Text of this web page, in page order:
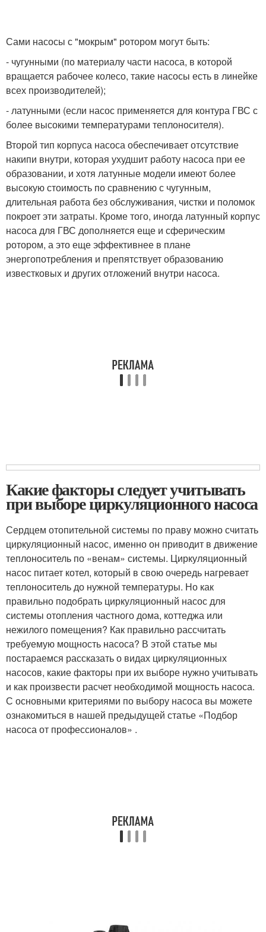
Сами насосы с "мокрым" ротором могут быть:
- чугунными (по материалу части насоса, в которой
вращается рабочее колесо, такие насосы есть в линейке
всех производителей);
- латунными (если насос применяется для контура ГВС с
более высокими температурами теплоносителя).
Второй тип корпуса насоса обеспечивает отсутствие
накипи внутри, которая ухудшит работу насоса при ее
образовании, и хотя латунные модели имеют более
высокую стоимость по сравнению с чугунным,
длительная работа без обслуживания, чистки и поломок
покроет эти затраты. Кроме того, иногда латунный корпус
насоса для ГВС дополняется еще и сферическим
ротором, а это еще эффективнее в плане
энергопотребления и препятствует образованию
известковых и других отложений внутри насоса.
Какие факторы следует учитывать
при выборе циркуляционного насоса
Сердцем отопительной системы по праву можно считать
циркуляционный насос, именно он приводит в движение
теплоноситель по «венам» системы. Циркуляционный
насос питает котел, который в свою очередь нагревает
теплоноситель до нужной температуры. Но как
правильно подобрать циркуляционный насос для
системы отопления частного дома, коттеджа или
нежилого помещения? Как правильно рассчитать
требуемую мощность насоса? В этой статье мы
постараемся рассказать о видах циркуляционных
насосов, какие факторы при их выборе нужно учитывать
и как произвести расчет необходимой мощность насоса.
С основными критериями по выбору насоса вы можете
ознакомиться в нашей предыдущей статье «Подбор
насоса от профессионалов» .